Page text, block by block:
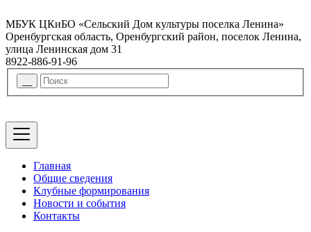
МБУК ЦКиБО «Сельский Дом культуры поселка Ленина»
Оренбургская область, Оренбургский район, поселок Ленина,
улица Ленинская дом 31
8922-886-91-96
Главная
Общие сведения
Клубные формирования
Новости и события
Контакты